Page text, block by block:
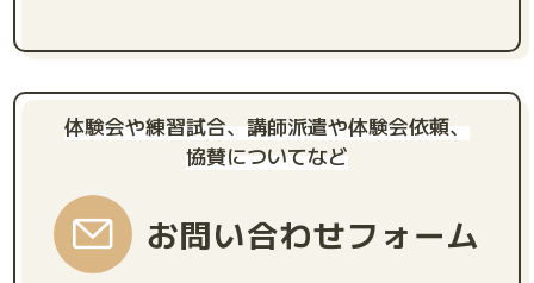
体験会や練習試合、講師派遣や体験会依頼、
協賛についてなど
お問い合わせフォーム